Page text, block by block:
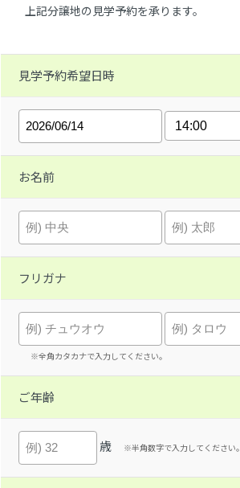
上記分譲地の見学予約を承ります。
見学予約希望日時
お名前
フリガナ
※全角カタカナで入力してください。
ご年齢
歳 ※半角数字で入力してください。